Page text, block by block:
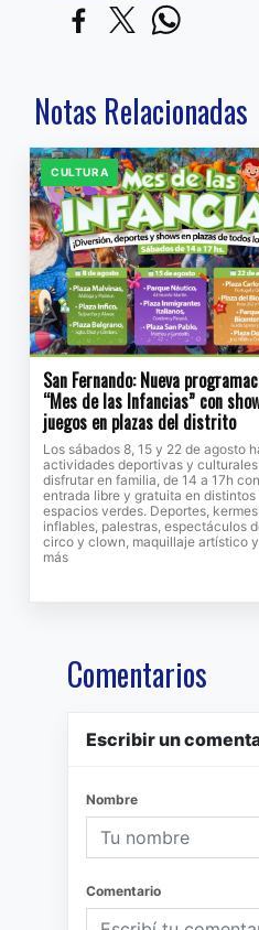
Notas Relacionadas
CULTURA
San Fernando: Nueva
“Mes de las Infancias” con
juegos en plazas del distrito
Los sábados 8, 15 y 22 de agosto
actividades deportivas y culturales
disfrutar en familia, de 14 a 17h con
entrada libre y gratuita en distintos
espacios verdes. Deportes,
inflables, palestras, espectáculos
circo y clown, maquillaje artístico
más
Comentarios
Escribir un
Nombre
Comentario